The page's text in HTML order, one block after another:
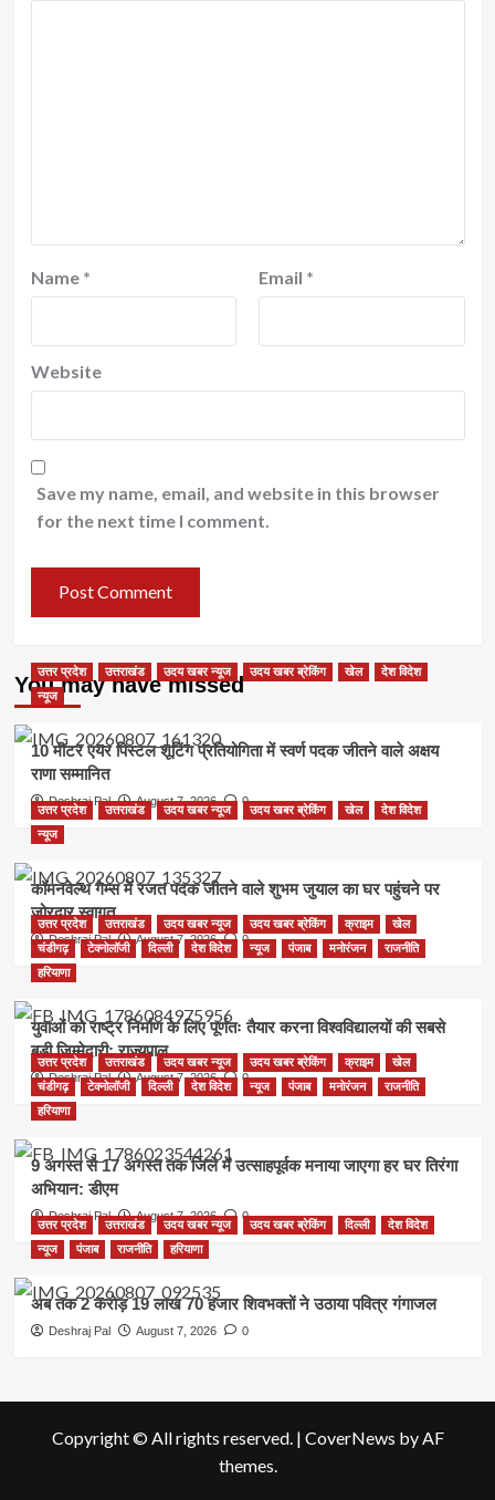
Name * Email *
Website
Save my name, email, and website in this browser
for the next time I comment.
You may have missed
उत्तर प्रदेश उत्तराखंड उदय खबर न्यूज उदय खबर ब्रेकिंग खेल
देश विदेश
न्यूज
10 मीटर एयर पिस्टल शूटिंग प्रतियोगिता में स्वर्ण पदक जीतने वाले अक्षय
राणा सम्मानित
Deshraj Pal August 7, 2026 0
उत्तर प्रदेश उत्तराखंड उदय खबर न्यूज उदय खबर ब्रेकिंग खेल
देश विदेश
न्यूज
कॉमनवेल्थ गेम्स में रजत पदक जीतने वाले शुभम जुयाल का घर पहुंचने पर
जोरदार स्वागत
Deshraj Pal August 7, 2026 0
उत्तर प्रदेश उत्तराखंड उदय खबर न्यूज उदय खबर ब्रेकिंग क्राइम
खेल
चंडीगढ़
टेक्नोलॉजी दिल्ली देश विदेश न्यूज पंजाब मनोरंजन
राजनीति
हरियाणा
युवाओं को राष्ट्र निर्माण के लिए पूर्णतः तैयार करना विश्वविद्यालयों की सबसे
बड़ी जिम्मेदारी: राज्यपाल
Deshraj Pal August 7, 2026 0
उत्तर प्रदेश उत्तराखंड उदय खबर न्यूज उदय खबर ब्रेकिंग क्राइम
खेल
चंडीगढ़
टेक्नोलॉजी दिल्ली देश विदेश न्यूज पंजाब मनोरंजन
राजनीति
हरियाणा
9 अगस्त से 17 अगस्त तक जिले में उत्साहपूर्वक मनाया जाएगा हर घर तिरंगा
अभियान: डीएम
Deshraj Pal August 7, 2026 0
उत्तर प्रदेश उत्तराखंड उदय खबर न्यूज उदय खबर ब्रेकिंग दिल्ली
देश विदेश
न्यूज
पंजाब राजनीति हरियाणा
अब तक 2 करोड़ 19 लाख 70 हजार शिवभक्तों ने उठाया पवित्र गंगाजल
Deshraj Pal August 7, 2026 0
Copyright © All rights reserved. | CoverNews by AF
themes.